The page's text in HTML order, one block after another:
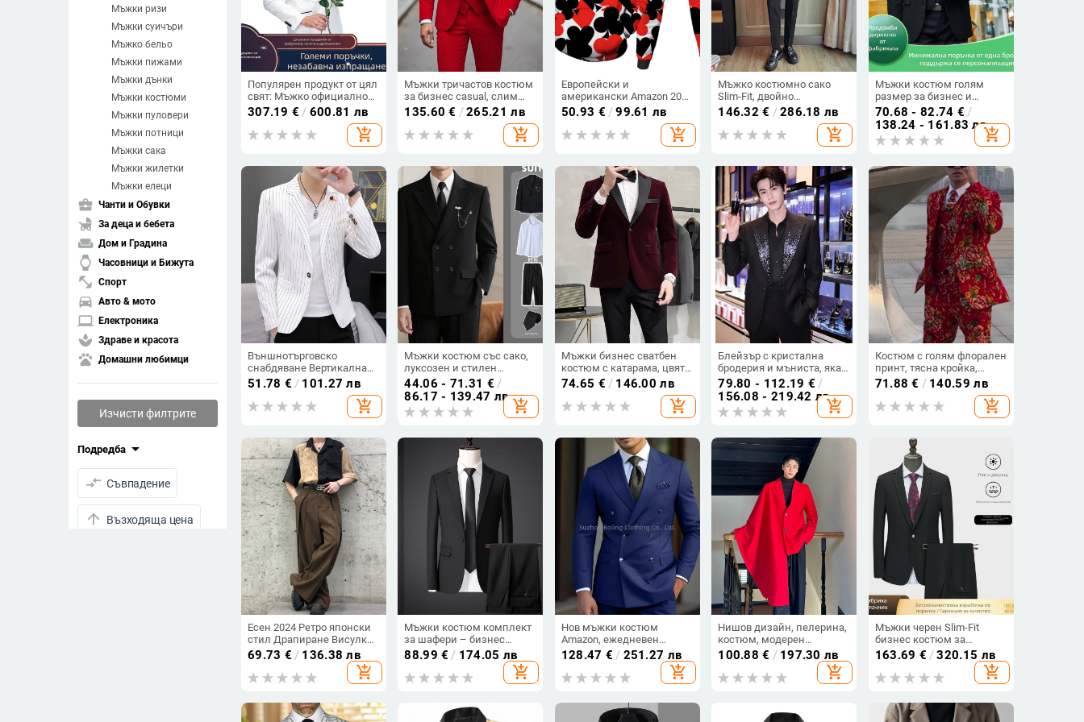
Мъжки ризи
Мъжки суичъри
Мъжко бельо
Мъжки пижами
Мъжки дънки
Мъжки костюми
Мъжки пуловери
Мъжки потници
Мъжки сака
Мъжки жилетки
Мъжки елеци
business_center Чанти и Обувки
child_friendly За деца и бебета
weekend Дом и Градина
watch Часовници и Бижута
fitness_center Спорт
directions_car Авто & мото
laptop Електроника
spa Здраве и красота
pets Домашни любимци
Изчисти филтрите
Подредба arrow_drop_down
compare_arrows Съвпадение
arrow_upward Възходяща цена
Популярен продукт от цял
свят: Мъжко официално
облекло за пролет 2025 г.,
бяло сатенено сако с
кръгло деколте
307.19 € / 600.81 лв
add_shopping_cart
Мъжки тричастов костюм
за бизнес casual, слим
фит, Notch Lapel,
едноредов, полиестерна
смес
135.60 € /265.21 лв
add_shopping_cart
Европейски и
американски Amazon 2023
Нов комплект суичър с 3D
принт в покер, широк
голям размер, яке за
50.93 € /99.61 лв
add_shopping_cart
Мъжко костюмно сако
Slim-Fit, двойно
закопчаване (полиестер,
peak lapel, есенно-зимна
2025)
146.32 € /286.18 лв
add_shopping_cart
Мъжки костюм голям
размер за бизнес и
официални поводи,
сватбен комплект за
младоженец и кум, тясна
кройка
70.68 - 82.74 € /
138.24 - 161.83 лв
add_shopping_cart
Външнотърговско
снабдяване Вертикална
райета Slim-fit Slim-fit Small
Suit Мъжки есенен нов
корейски стил младежки
51.78 € / 101.27 лв
add_shopping_cart
Мъжки костюм със сако,
луксозен и стилен
комплект за пролет-есен,
ежедневен офис стил
44.06 - 71.31 € /
86.17 - 139.47 лв
add_shopping_cart
Мъжки бизнес сватбен
костюм с катарама, цвят
бордо и червено
кадифено, с едно копче
74.65 € / 146.00 лв
add_shopping_cart
Блейзър с кристална
бродерия и мъниста, яка с
пик форма, едно копче
закопчаване, ленено
платно, свободна кройка
79.80 - 112.19 € /
156.08 - 219.42 лв
add_shopping_cart
Костюм с голям флорален
принт, тясна кройка,
китайски стил за сцени и
улична мода
71.88 € / 140.59 лв
add_shopping_cart
Есен 2024 Ретро японски
стил Драпиране Висулка
Плисирани Нишови
Шиене Триизмерни
Кройки Панталони
Подредени Панталони
69.73 € / 136.38 лв
add_shopping_cart
Мъжки костюм комплект
за шафери – бизнес
формално облекло, сако с
плосък лацет, едно копче,
памук/полиестер смес,
подходящ за пролет и
88.99 € / 174.05 лв
add_shopping_cart
Нов мъжки костюм
Amazon, ежедневен
бизнес костюм, мъжки
костюм, рокля от две
части за бална вечеря
128.47 € / 251.27 лв
add_shopping_cart
Нишов дизайн, пелерина,
костюм, модерен
асиметричен топ в тъмен
стил A452--6506--0145
100.88 € / 197.30 лв
add_shopping_cart
Мъжки черен Slim-Fit
бизнес костюм за
професионално облекло,
подходящ за интервю и
сватба.
163.69 € /320.15 лв
add_shopping_cart